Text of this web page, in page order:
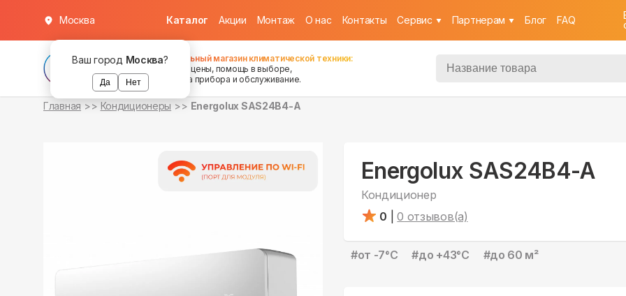
Ваш город Москва?
Да Нет
Москва Каталог Акции Монтаж О нас Контакты Cервис Партнерам Блог FAQ
Федеральный магазин климатической техники:
хорошие цены, помощь в выборе,
установка прибора и обслуживание.
Главная Кондиционеры Energolux SAS24B4-A
Energolux SAS24B4-A
Кондиционер
0
0 отзывов(а)
#от -7°С #до +43°С #до 60 м²
в наличии
в наличии